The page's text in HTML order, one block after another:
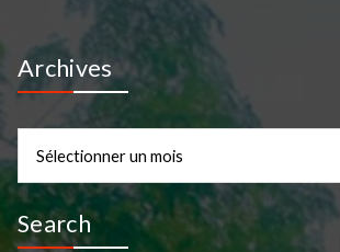
Archives
Search